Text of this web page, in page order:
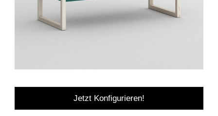
Jetzt Konfigurieren!